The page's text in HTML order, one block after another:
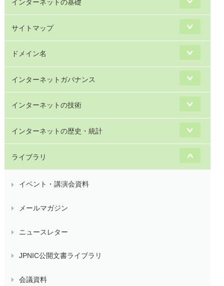
インターネットの基礎
サイトマップ
ドメイン名
インターネットガバナンス
インターネットの技術
インターネットの歴史・統計
ライブラリ
イベント・講演会資料
メールマガジン
ニュースレター
JPNIC公開文書ライブラリ
会議資料